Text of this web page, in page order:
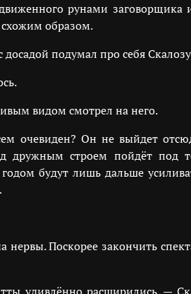
рунами заговорщика
схожим образом.
подумал про себя
видом смотрел на него.
очевиден? Он не выйдет
дружным строем пойдёт под
будут лишь дальше
Поскорее закончить